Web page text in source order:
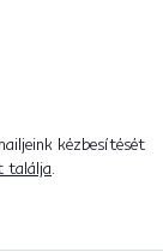
kézbesítését
találja.